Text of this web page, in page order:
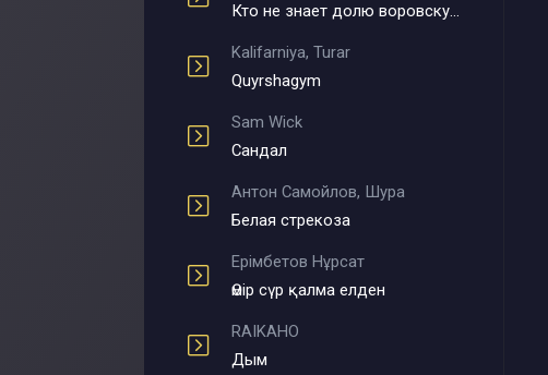
Кто не знает долю воровскую
Kalifarniya, Turar
Quyrshagym
Sam Wick
Сандал
Антон Самойлов, Шура
Белая стрекоза
Ерімбетов Нұрсат
Өмір сүр қалма елден
RAIKAHO
Дым